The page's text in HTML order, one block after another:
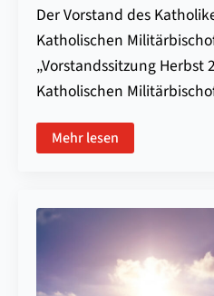
Der Vorstand des
Katholischen
„Vorstandssitzung Herbst
Katholischen
Mehr lesen